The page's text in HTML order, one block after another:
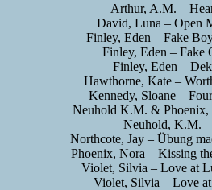
Arthur, A.M. –
David, Luna – Open
Finley, Eden – Fake
Finley, Eden – Fake
Finley, Eden –
Hawthorne, Kate –
Kennedy, Sloane –
Neuhold K.M. & Phoenix,
Neuhold, K.M. –
Northcote, Jay – Übung
Phoenix, Nora – Kissing
Violet, Silvia – Love at
Violet, Silvia – Love